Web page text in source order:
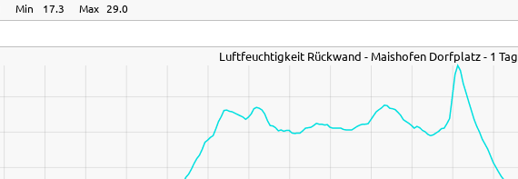
Min 17.3 Max 29.0
Luftfeuchtigkeit Rückwand - Maishofen Dorfplatz - 1 Tag